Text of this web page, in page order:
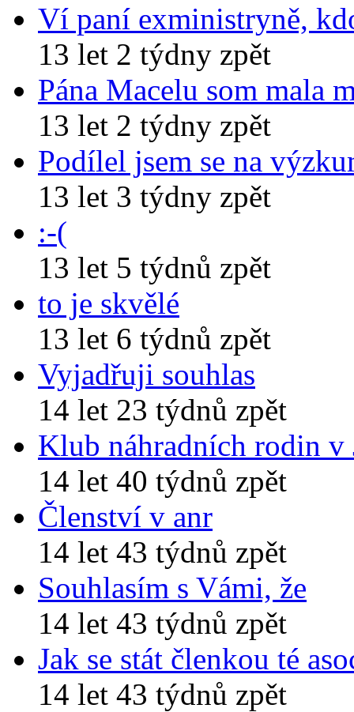
Ví paní exministryně,
13 let 2 týdny zpět
Pána Macelu som mala
13 let 2 týdny zpět
Podílel jsem se na
13 let 3 týdny zpět
:-(
13 let 5 týdnů zpět
to je skvělé
13 let 6 týdnů zpět
Vyjadřuji souhlas
14 let 23 týdnů zpět
Klub náhradních rodin v
14 let 40 týdnů zpět
Členství v anr
14 let 43 týdnů zpět
Souhlasím s Vámi, že
14 let 43 týdnů zpět
Jak se stát členkou té
14 let 43 týdnů zpět